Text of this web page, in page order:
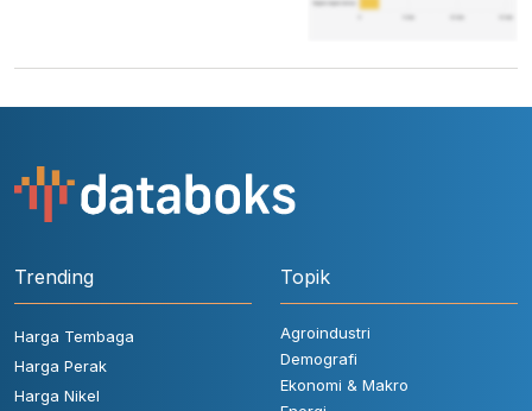
Trending
Harga Tembaga
Harga Perak
Harga Nikel
Topik
Agroindustri
Demografi
Ekonomi & Makro